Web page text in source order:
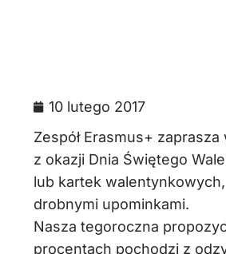
10 lutego 2017
Zespół Erasmus+
z okazji Dnia Świętego
lub kartek
drobnymi upominkami.
Nasza tegoroczna
procentach pochodzi z